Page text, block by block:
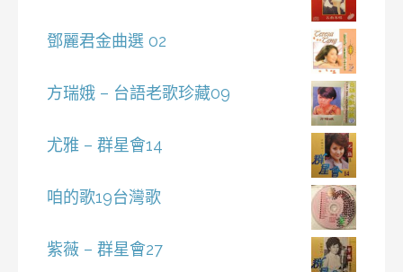
鄧麗君金曲選 02
方瑞娥 – 台語老歌珍藏09
尤雅 – 群星會14
咱的歌19台灣歌
紫薇 – 群星會27